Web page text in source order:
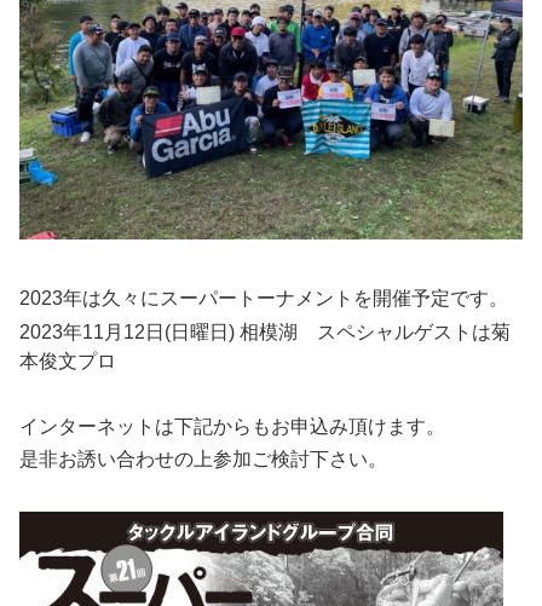
2023年は久々にスーパートーナメントを開催予定です。
2023年11月12日(日曜日) 相模湖 スペシャルゲストは菊
本俊文プロ
インターネットは下記からもお申込み頂けます。
是非お誘い合わせの上参加ご検討下さい。